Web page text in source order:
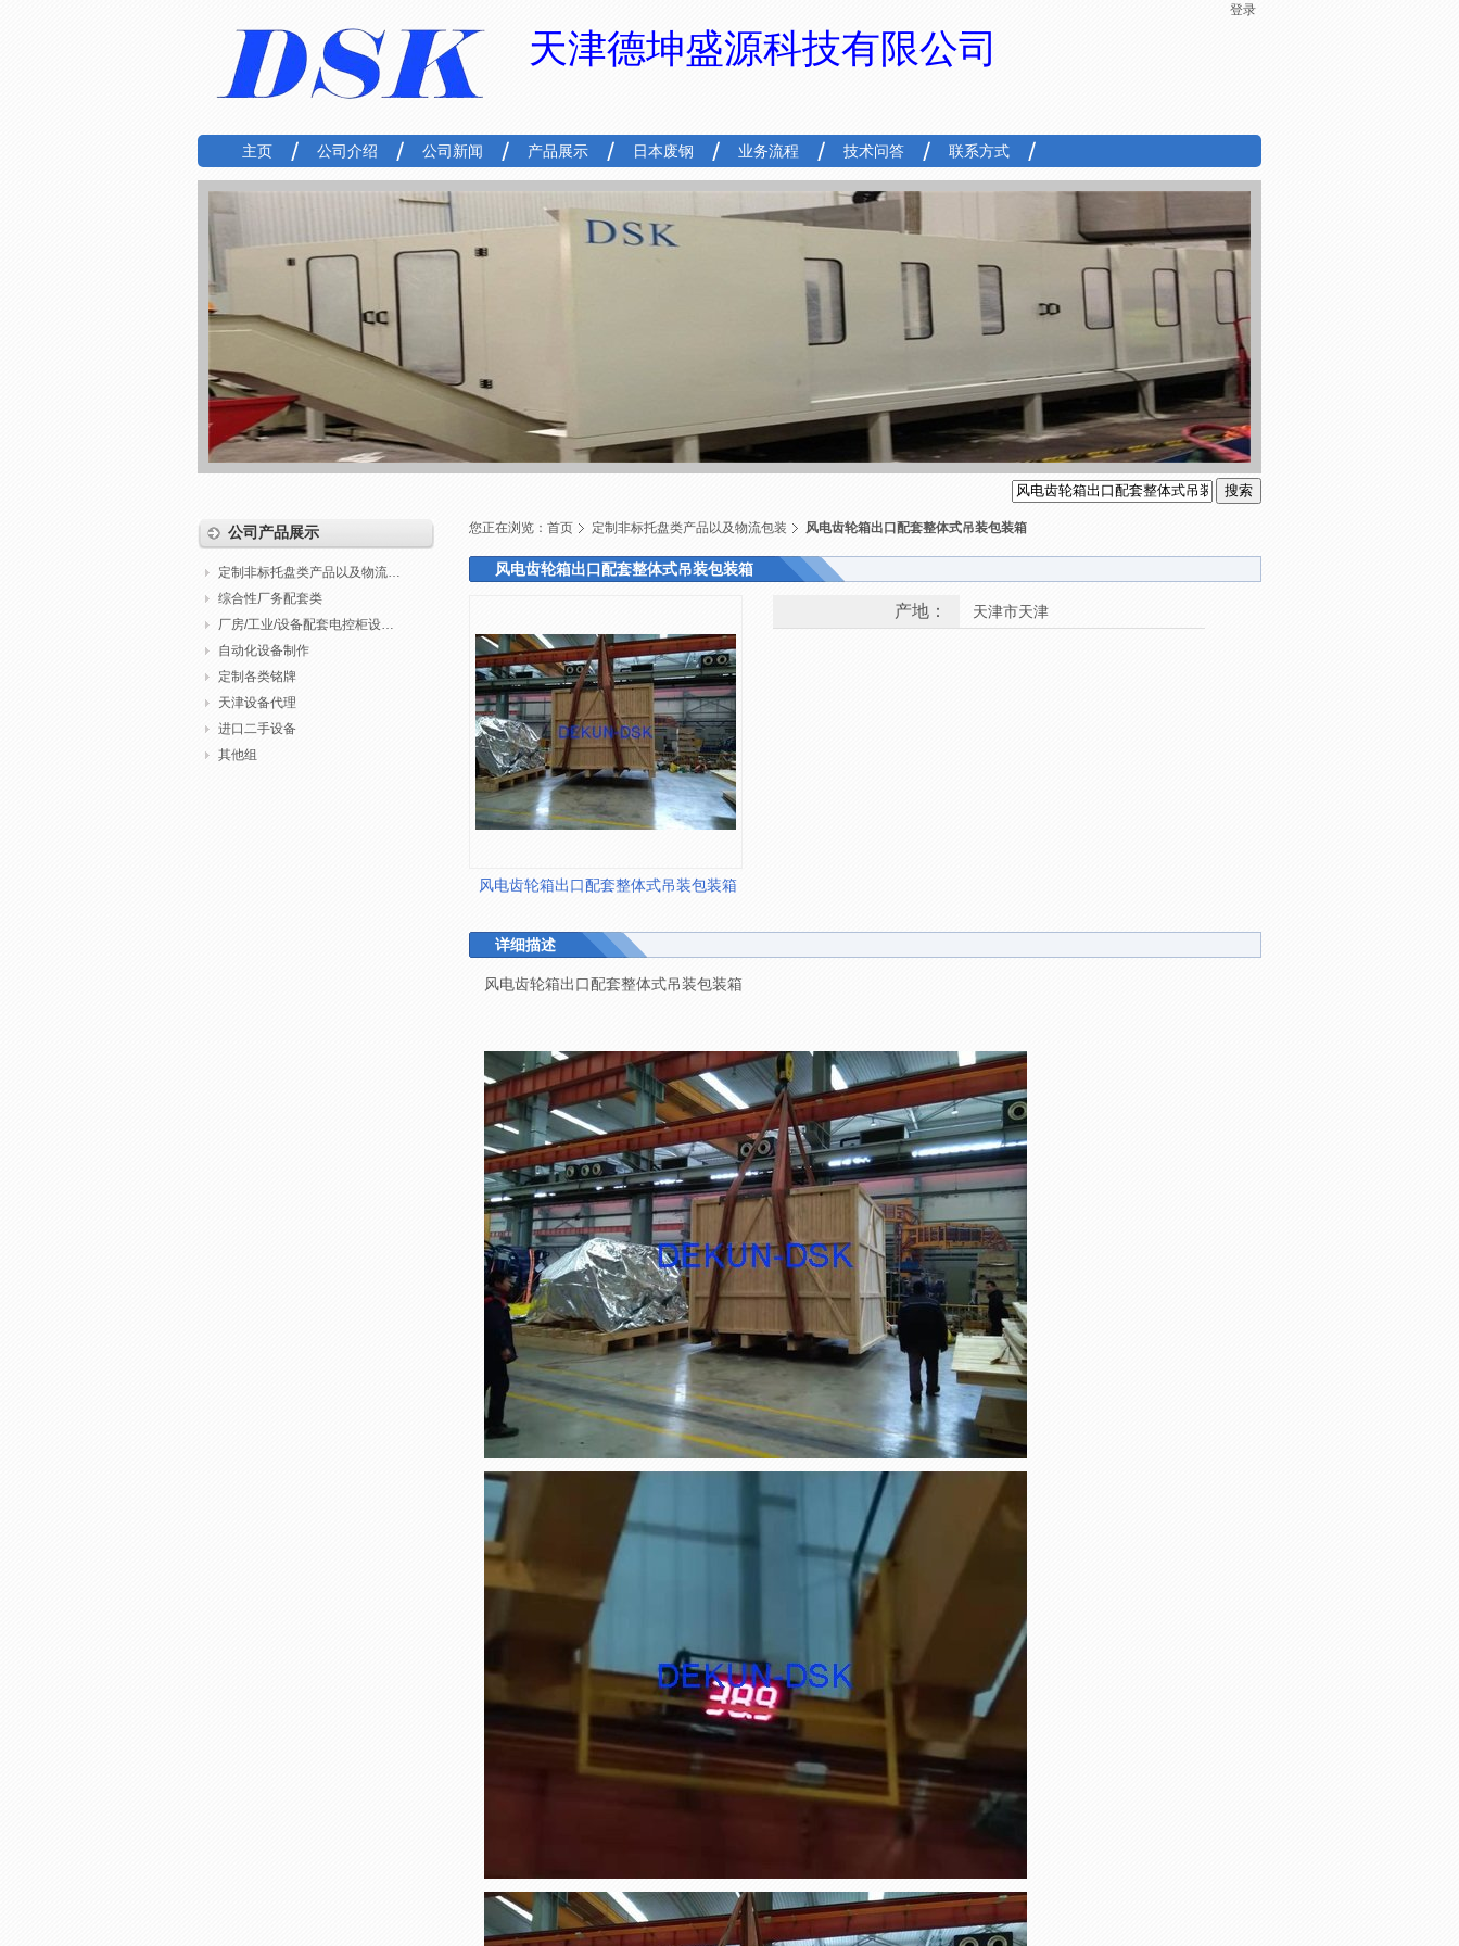
登录
天津德坤盛源科技有限公司
主页 公司介绍 公司新闻 产品展示 日本废钢 业务流程 技术问答 联系方式
公司产品展示
定制非标托盘类产品以及物流包装
综合性厂务配套类
厂房/工业/设备配套电控柜设计制作调试
自动化设备制作
定制各类铭牌
天津设备代理
进口二手设备
其他组
您正在浏览： 首页 定制非标托盘类产品以及物流包装 风电齿轮箱出口配套整体式吊装包装箱
风电齿轮箱出口配套整体式吊装包装箱
风电齿轮箱出口配套整体式吊装包装箱
产地： 天津市天津
详细描述
风电齿轮箱出口配套整体式吊装包装箱